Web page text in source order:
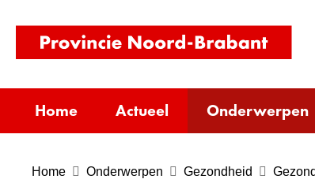
Home Actueel Onderwerpen
Home Onderwerpen Gezondheid